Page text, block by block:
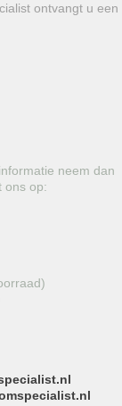
ontvangt u een
neem dan
ons op: